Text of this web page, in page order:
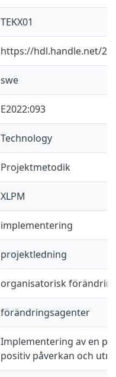
TEKX01
https://hdl.handle.net/
swe
E2022:093
Technology
Projektmetodik
XLPM
implementering
projektledning
organisatorisk
förändringsagenter
Implementering av en
positiv påverkan och